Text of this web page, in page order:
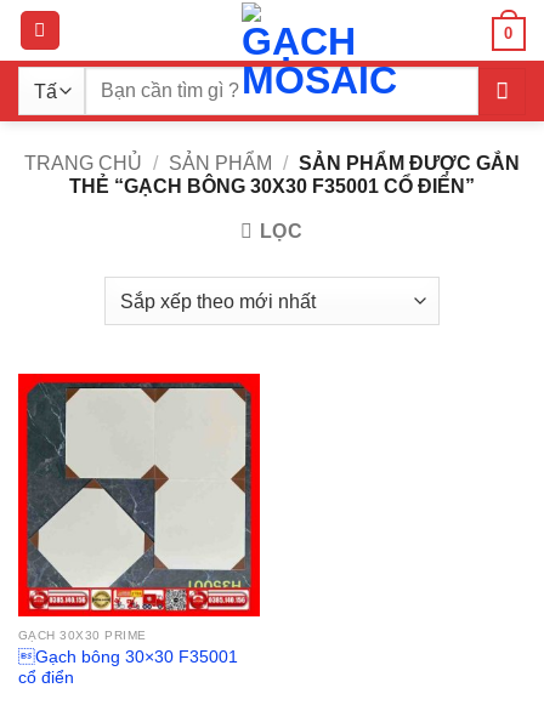
Bỏ
qua
nội
dung
0
Tìm
TRANG CHỦ / SẢN PHẨM / SẢN PHẨM ĐƯỢC GẮN
THẺ “GẠCH BÔNG 30X30 F35001 CỔ ĐIỂN”
LỌC
GẠCH 30X30 PRIME
Gạch bông 30×30 F35001
cổ điển